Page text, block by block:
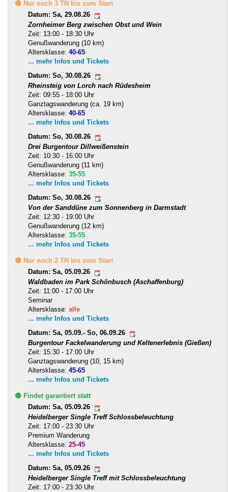
🟡 Nur noch 3 TN bis zum Start
Datum: Sa, 29.08.26
Zornheimer Berg zwischen Obst und Wein
Zeit: 13:00 - 18:30 Uhr
Genußwanderung (10 km)
Altersklasse: 40-65
... mehr Infos und Tickets
Datum: So, 30.08.26
Rheinsteig von Lorch nach Rüdesheim
Zeit: 09:55 - 18:00 Uhr
Ganztagswanderung (ca. 19 km)
Altersklasse: 40-65
... mehr Infos und Tickets
Datum: So, 30.08.26
Drei Burgentour Dillweißenstein
Zeit: 10:30 - 16:00 Uhr
Genußwanderung (11 km)
Altersklasse: 35-55
... mehr Infos und Tickets
Datum: So, 30.08.26
Von der Sanddüne zum Sonnenberg in Darmstadt
Zeit: 12:30 - 19:00 Uhr
Genußwanderung (12 km)
Altersklasse: 35-55
... mehr Infos und Tickets
🟡 Nur noch 2 TN bis zum Start
Datum: Sa, 05.09.26
Waldbaden im Park Schönbusch (Aschaffenburg)
Zeit: 11:00 - 17:00 Uhr
Seminar
Altersklasse: alle
... mehr Infos und Tickets
Datum: Sa, 05.09.- So, 06.09.26
Burgentour Fackelwanderung und Keltenerlebnis (Gießen)
Zeit: 15:30 - 17:00 Uhr
Ganztagswanderung (10, 15 km)
Altersklasse: 45-65
... mehr Infos und Tickets
🟢 Findet garantiert statt
Datum: Sa, 05.09.26
Heidelberger Single Treff Schlossbeleuchtung
Zeit: 17:00 - 23:30 Uhr
Premium Wanderung
Altersklasse: 25-45
... mehr Infos und Tickets
Datum: Sa, 05.09.26
Heidelberger Single Treff mit Schlossbeleuchtung
Zeit: 17:00 - 23:30 Uhr